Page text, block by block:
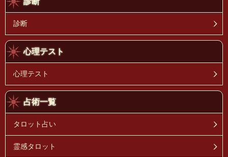
診断
心理テスト
心理テスト
占術一覧
タロット占い
霊感タロット